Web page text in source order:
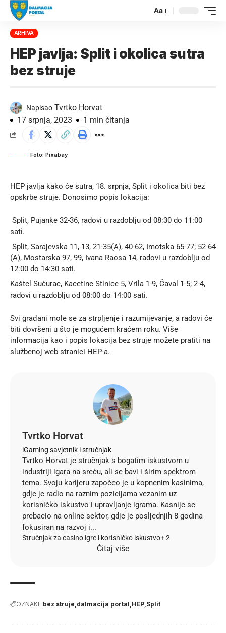
Aa
ARHIVA
HEP javlja: Split i okolica sutra
bez struje
Napisao Tvrtko Horvat
17 srpnja, 2023
1 min čitanja
Foto: Pixabay
HEP javlja kako će sutra, 18. srpnja, Split i okolica biti bez
opskrbe struje. Donosimo popis lokacija:
Split, Pujanke 32-36, radovi u razdoblju od 08:30 do 11:00
sati.
Split, Sarajevska 11, 13, 21-35(A), 40-62, Imotska 65-77; 52-64
(A), Mostarska 97, 99, Ivana Raosa 14, radovi u razdoblju od
12:00 do 14:30 sati.
Kaštel Sućurac, Kacetine Stinice 5, Vrila 1-9, Čaval 1-5; 2-4,
radovi u razdoblju od 08:00 do 14:00 sati.
Svi građani mole se za strpljenje i razumijevanje, a radovi će
biti dovršeni u što je mogućem kraćem roku. Više
informacija kao i popis lokacija bez struje možete pratiti na
službenoj web stranici HEP-a.
Tvrtko Horvat
iGaming savjetnik i stručnjak
Tvrtko Horvat je stručnjak s bogatim iskustvom u
industriji igara na sreću, ali se bavi i širim spektrom
tema. Svoju karijeru započeo je u kopnenim kasinima,
gdje je radio na raznim pozicijama vezanim uz
korisničko iskustvo i upravljanje igrama. Kasnije se
prebacio na online sektor, gdje je posljednjih 8 godina
fokusiran na razvoj i...
Stručnjak za casino igre i korisničko iskustvo+ 2
Čitaj više
OZNAKE bez struje dalmacija portal HEP Split